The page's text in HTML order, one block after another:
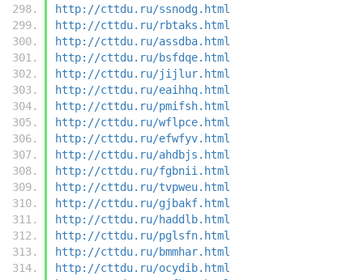
http://cttdu.ru/ssnodg.html
http://cttdu.ru/rbtaks.html
http://cttdu.ru/assdba.html
http://cttdu.ru/bsfdqe.html
http://cttdu.ru/jijlur.html
http://cttdu.ru/eaihhq.html
http://cttdu.ru/pmifsh.html
http://cttdu.ru/wflpce.html
http://cttdu.ru/efwfyv.html
http://cttdu.ru/ahdbjs.html
http://cttdu.ru/fgbnii.html
http://cttdu.ru/tvpweu.html
http://cttdu.ru/gjbakf.html
http://cttdu.ru/haddlb.html
http://cttdu.ru/pglsfn.html
http://cttdu.ru/bmmhar.html
http://cttdu.ru/ocydib.html